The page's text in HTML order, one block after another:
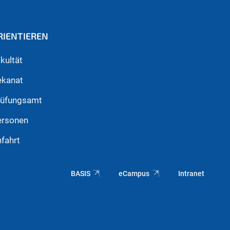
BASIS eCampus Intranet